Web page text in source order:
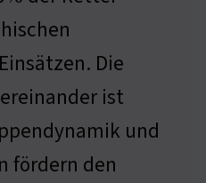
Die
ist
und
fördern den